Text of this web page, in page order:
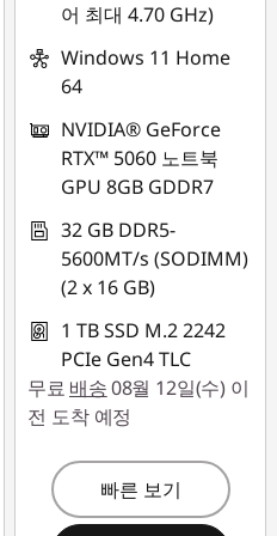
어 최대 4.70 GHz)
Windows 11 Home
64
NVIDIA® GeForce
RTX™ 5060 노트북
GPU 8GB GDDR7
32 GB DDR5-
5600MT/s (SODIMM)
(2 x 16 GB)
1 TB SSD M.2 2242
PCIe Gen4 TLC
무료 배송08월 12일(수) 이
전 도착 예정
빠른 보기